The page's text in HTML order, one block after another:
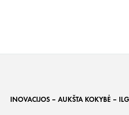
INOVACIJOS – AUKŠTA KOKYBĖ –